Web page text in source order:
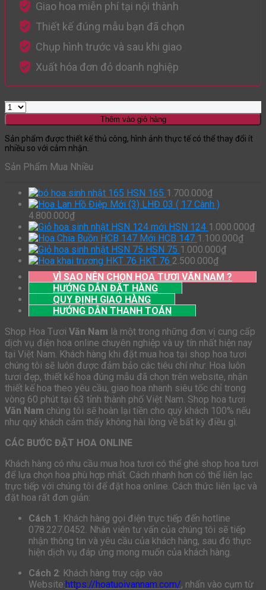
Giao hoa miễn phí tại nội thành
Thiết kế đúng mẫu bạn đã chọn
Chụp hình trước và sau khi giao
Xuất hóa đơn đỏ doanh nghiệp
Thêm vào giỏ hàng
Sản phẩm được thiết kế thủ công, hình ảnh thực tế có thể thay đổi ít
nhiều so với cảm nhận.
Sản Phẩm Mua Nhiều
HSN 165 1.700.000₫
LHĐ 03 ( 17 Cành )
4.800.000₫
HSN 124 1.000.000₫
HCB 147 1.100.000₫
HSN 75 1.000.000₫
HKT 76 2.500.000₫
VÌ SAO NÊN CHỌN HOA TƯƠI VĂN NAM ?
HƯỚNG DẪN ĐẶT HÀNG
QUY ĐỊNH GIAO HÀNG
HƯỚNG DẪN THANH TOÁN
Shop Hoa Tươi Văn Nam là một trong những đơn vị cung cấp
dịch vụ điện hoa online chuyên nghiệp và uy tín nhất hiện nay
tại Việt Nam. Khách hàng khi đặt mua hoa tại shop hoa tươi
chúng tôi sẽ luôn được đảm bảo các tiêu chí như: Hoa luôn
tươi đẹp, thiết kế hoa đúng mẫu đã chọn trên website, nhận
thiết kế hoa theo yêu cầu, giao hoa nhanh siêu tốc chỉ trong
vòng 60 phút tại 63 tỉnh thành phố Việt Nam. Shop hoa tươi
Văn Nam chúng tôi sẽ hoàn lại tiền cho quý khách 100% nếu
như quý khách cảm thấy không hài lòng về bất kỳ điều gì.
CÁC BƯỚC ĐẶT HOA ONLINE
Khách hàng có nhu cầu mua hoa tươi có thể ghé shop hoa tươi
để lựa chọn hoa phù hợp nhất. Cách nhanh hơn có thể liên lạc
trực tiếp với chúng tôi để đặt hoa online. Cách thức liên lạc và
đặt hoa rất đơn giản:
Cách 1 : Khách hàng gọi điện trực tiếp đến hotline
078.227.0452. Nhân viên tư vấn của chúng tôi sẽ tiếp
nhận thông tin và yêu cầu của khách hàng, sau đó thực
hiện dịch vụ đáp ứng mong muốn của khách hàng.
Cách 2: Khách hàng truy cập vào
Website:https://hoatuoivannam.com/, nhấn vào cụm từ